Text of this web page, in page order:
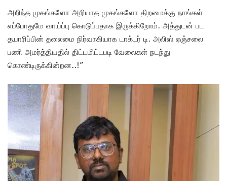
அறிந்த முகங்களோ அறியாத முகங்களோ திறமைக்கு நாங்கள்
எப்போதுமே வாய்ப்பு கொடுப்பதாக இருக்கிறோம். அத்துடன் பட
தயாரிப்பின் தலைமை நிர்வாகியாக டாக்டர் டி. அலிஸ் ஏஞ்சலை
பணி அமர்த்தியதில் திட்டமிட்டபடி வேலைகள் நடந்து
கொண்டிருக்கின்றன..!”